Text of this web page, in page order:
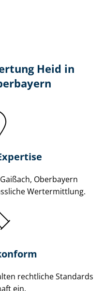
Heid in
Oberbayern
Wertermittlung.
rechtliche Standards
ein.